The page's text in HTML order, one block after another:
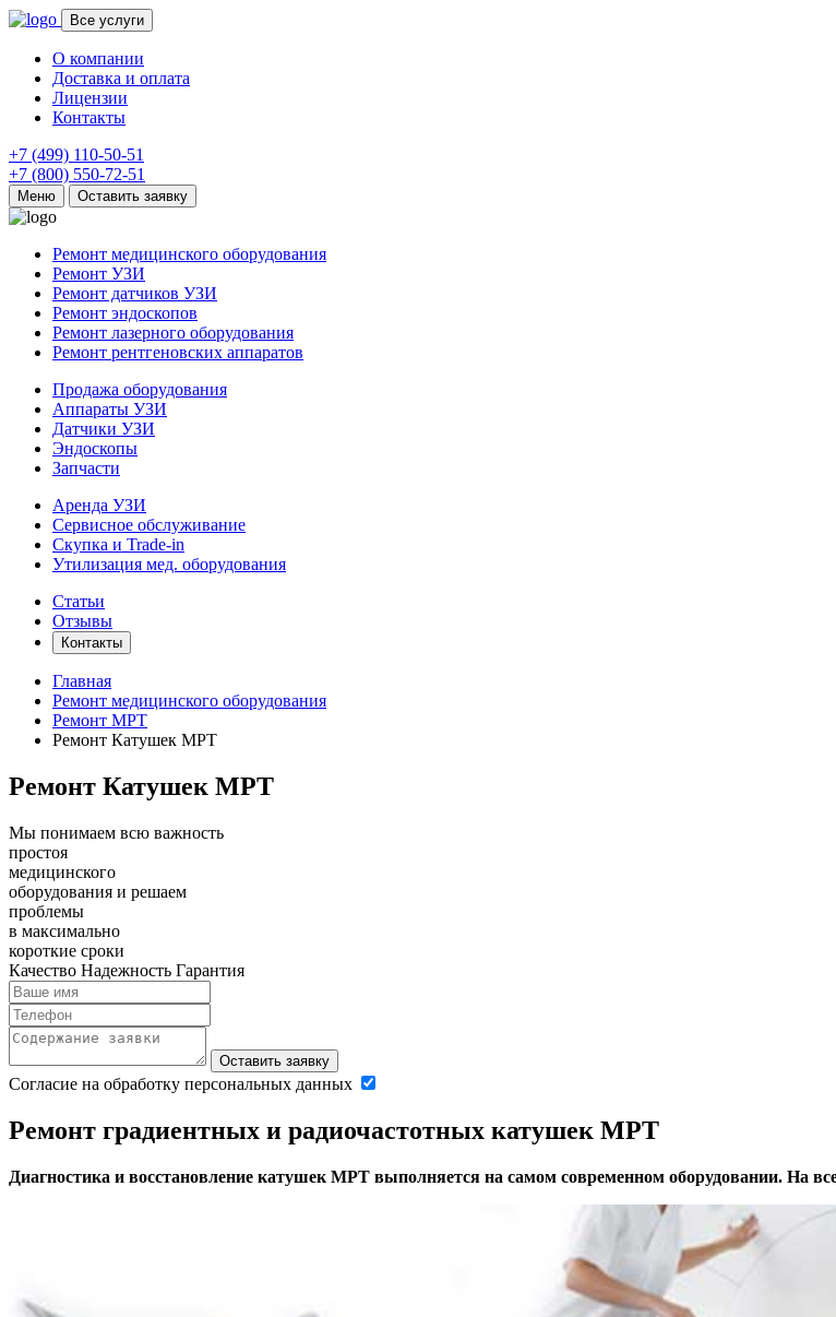
Все услуги
О компании
Доставка и оплата
Лицензии
Контакты
+7 (499) 110-50-51
+7 (800) 550-72-51
Меню Оставить заявку
Ремонт медицинского оборудования
Ремонт УЗИ
Ремонт датчиков УЗИ
Ремонт эндоскопов
Ремонт лазерного оборудования
Ремонт рентгеновских аппаратов
Продажа оборудования
Аппараты УЗИ
Датчики УЗИ
Эндоскопы
Запчасти
Аренда УЗИ
Сервисное обслуживание
Скупка и Trade-in
Утилизация мед. оборудования
Статьи
Отзывы
Контакты
Главная
Ремонт медицинского оборудования
Ремонт МРТ
Ремонт Катушек МРТ
Ремонт Катушек МРТ
Мы понимаем всю важность
простоя
медицинского
оборудования и решаем
проблемы
в максимально
короткие сроки
Качество Надежность Гарантия
Оставить заявку
Согласие на обработку персональных данных
Ремонт градиентных и радиочастотных катушек МРТ
Диагностика и восстановление катушек МРТ выполняется на самом современном оборудовании. На